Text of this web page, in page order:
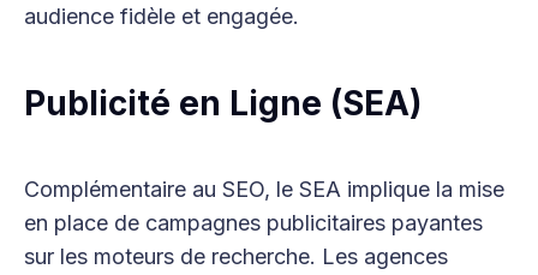
audience fidèle et engagée.
Publicité en Ligne (SEA)
Complémentaire au SEO, le SEA implique la mise
en place de campagnes publicitaires payantes
sur les moteurs de recherche. Les agences